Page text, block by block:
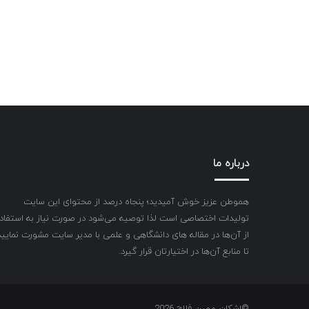
درباره ما
هموطن عزیز خوش آمیدید؛ پنجاه درصد از محتوای این سایت
تولیدات اختصاصی است لذا توصیه می‌شود در صورت نیاز به
از آن‌ها در مقاله های دانشگاهی و علمی با مدیر سایت مشورت
تا منابع آن‌ها در اختیارتان قرار گیرد.